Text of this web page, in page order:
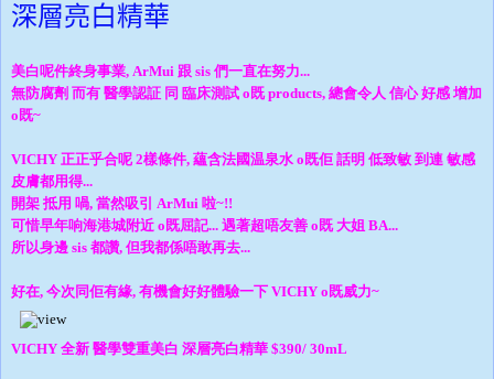
深層亮白精華
美白呢件終身事業, ArMui 跟 sis 們一直在努力...
無防腐劑 而有 醫學認証 同 臨床測試 o既 products, 總會令人 信心 好感 增加
o既~
VICHY 正正乎合呢 2樣條件, 蘊含法國温泉水 o既佢 話明 低致敏 到連 敏感
皮膚都用得...
開架 抵用 喎, 當然吸引 ArMui 啦~!!
可惜早年响海港城附近 o既屈記... 遇著超唔友善 o既 大姐 BA...
所以身邊 sis 都讚, 但我都係唔敢再去...
好在, 今次同佢有緣, 有機會好好體驗一下 VICHY o既威力~
VICHY 全新 醫學雙重美白 深層亮白精華 $390/ 30mL